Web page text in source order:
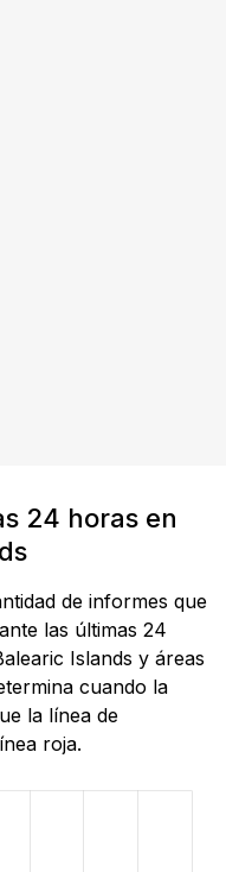
24 horas en
de informes que
las últimas 24
Islands y áreas
cuando la
la línea de
roja.